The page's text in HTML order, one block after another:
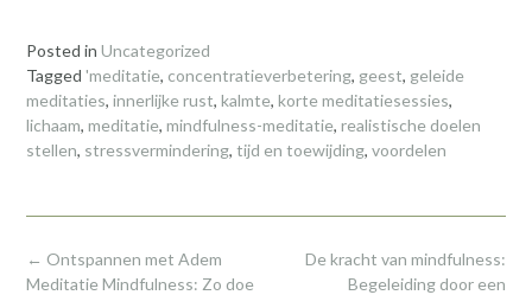
Posted in Uncategorized
Tagged 'meditatie, concentratieverbetering, geest, geleide
meditaties, innerlijke rust, kalmte, korte meditatiesessies,
lichaam, meditatie, mindfulness-meditatie, realistische doelen
stellen, stressvermindering, tijd en toewijding, voordelen
Post
navigation
De kracht van mindfulness:
Begeleiding door een
← Ontspannen met Adem
Meditatie Mindfulness: Zo doe